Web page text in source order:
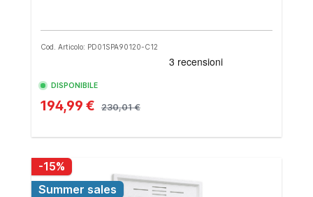
Cod. Articolo: PD01SPA90120-C12
DISPONIBILE
194,99 € 230,01 €
-15%
Summer sales